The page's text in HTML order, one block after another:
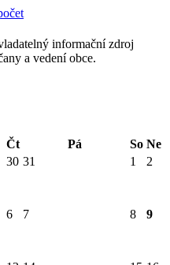
informační zdroj
a vedení obce.
Čt Pá So Ne
30 31 1 2
6 7 8 9